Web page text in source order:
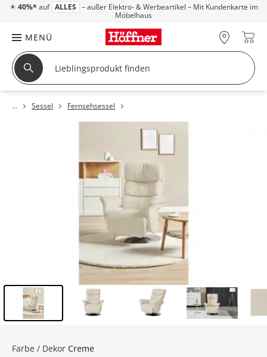
☀ 40%* auf ALLES – außer Elektro- & Werbeartikel – Mit Kundenkarte im
Möbelhaus
MENÜ
Sessel Fernsehsessel
Farbe / Dekor Creme